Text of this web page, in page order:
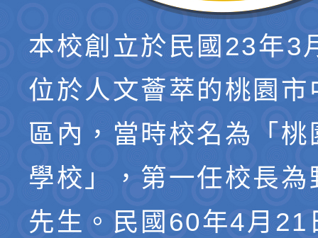
本校創立於民國23年3
位於人文薈萃的桃園市
區內，當時校名為「桃
學校」，第一任校長為
先生。民國60年4月21